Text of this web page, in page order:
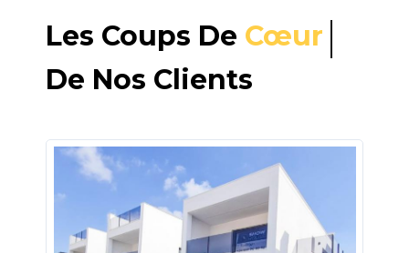
Les Coups De Cœur
De Nos Clients